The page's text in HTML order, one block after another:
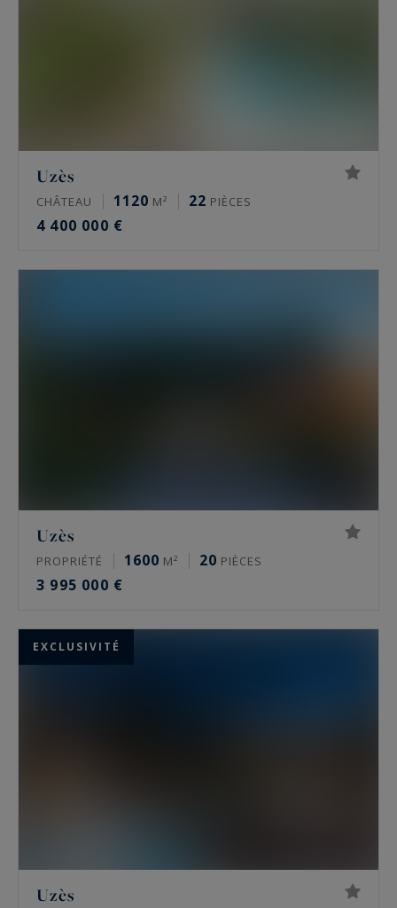
Uzès
CHÂTEAU 1120 M² 22 PIÈCES
4 400 000 €
Uzès
PROPRIÉTÉ 1600 M² 20 PIÈCES
3 995 000 €
EXCLUSIVITÉ
Uzès